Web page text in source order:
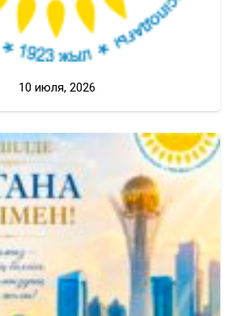
10 июля, 2026